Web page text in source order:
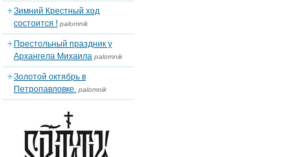
Зимний Крестный ход
состоится ! palomnik
Престольный праздник у
Архангела Михаила palomnik
Золотой октябрь в
Петропавловке. palomnik